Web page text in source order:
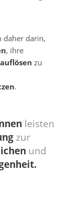
daher darin,
, ihre
auflösen zu
.
leisten
zur
und